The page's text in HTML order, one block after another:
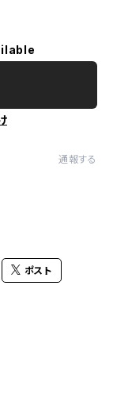
通報する
ポスト